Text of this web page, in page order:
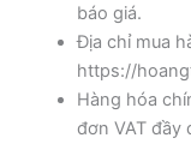
báo giá.
Địa chỉ mua
https://
Hàng hóa
đơn VAT đầy